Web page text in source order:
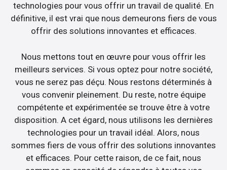
technologies pour vous offrir un travail de qualité. En
définitive, il est vrai que nous demeurons fiers de vous
offrir des solutions innovantes et efficaces.
Nous mettons tout en œuvre pour vous offrir les
meilleurs services. Si vous optez pour notre société,
vous ne serez pas déçu. Nous restons déterminés à
vous convenir pleinement. Du reste, notre équipe
compétente et expérimentée se trouve être à votre
disposition. A cet égard, nous utilisons les dernières
technologies pour un travail idéal. Alors, nous
sommes fiers de vous offrir des solutions innovantes
et efficaces. Pour cette raison, de ce fait, nous